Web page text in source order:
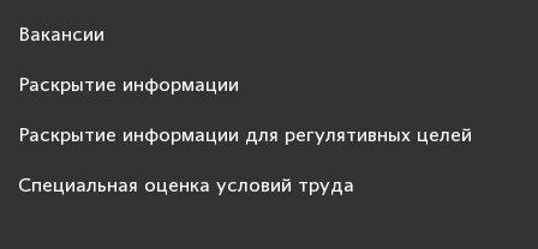
Вакансии
Раскрытие информации
Раскрытие информации для регулятивных целей
Специальная оценка условий труда